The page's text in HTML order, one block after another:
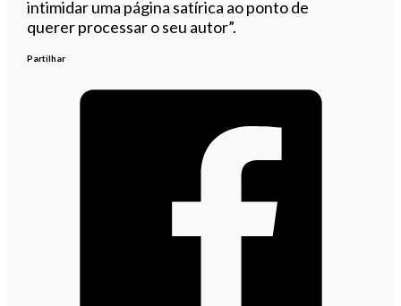
intimidar uma página satírica ao ponto de
querer processar o seu autor”.
Partilhar